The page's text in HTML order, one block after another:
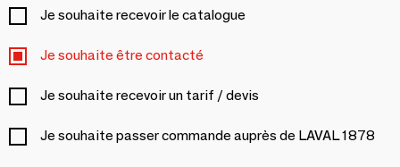
Je souhaite recevoir le catalogue
Je souhaite être contacté
Je souhaite recevoir un tarif / devis
Je souhaite passer commande auprès de LAVAL 1878